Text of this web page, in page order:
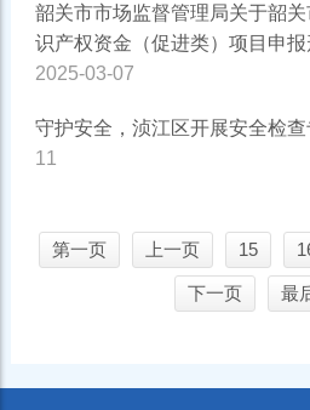
韶关市市场监督管理局关于韶
识产权资金（促进类）项目申
2025-03-07
守护安全，浈江区开展安全检
11
第一页 上一页 15
下一页 最